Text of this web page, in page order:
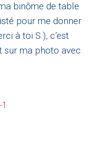
binôme de table
pour me donner
à toi S.), c’est
sur ma photo avec